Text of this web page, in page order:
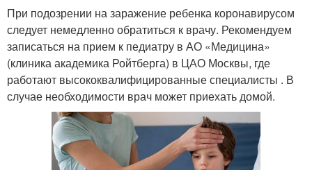
При подозрении на заражение ребенка коронавирусом
следует немедленно обратиться к врачу. Рекомендуем
записаться на прием к педиатру в АО «Медицина»
(клиника академика Ройтберга) в ЦАО Москвы, где
работают высококвалифицированные специалисты . В
случае необходимости врач может приехать домой.